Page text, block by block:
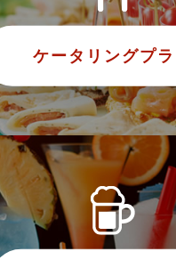
ケータリングプ